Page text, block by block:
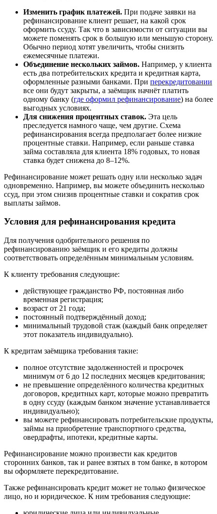
Изменить график платежей. При подаче заявки на
рефинансирование клиент решает, на какой срок
оформить ссуду. Так что в зависимости от ситуации вы
можете поменять срок в большую или меньшую сторону.
Обычно период хотят увеличить, чтобы снизить
ежемесячные платежи.
Объединение нескольких займов. Например, у клиента
есть два потребительских кредита и кредитная карта,
оформленные разными банками. При перекредитовании
все они будут закрыты, а заёмщик начнёт платить
одному банку (где оформил рефинансирование) на более
выгодных условиях.
Для снижения процентных ставок. Эта цель
преследуется намного чаще, чем другие. Схема
рефинансирования всегда предполагает более низкие
процентные ставки. Например, если раньше ставка
займа составляла для клиента 18% годовых, то новая
ставка будет снижена до 8–12%.
Рефинансирование может решать одну или несколько задач
одновременно. Например, вы можете объединить несколько
ссуд, при этом снизив процентные ставки и сократив срок
выплаты займов.
Условия для рефинансирования кредита
Для получения одобрительного решения по
рефинансированию заёмщик и его кредиты должны
соответствовать определённым минимальным условиям.
К клиенту требования следующие:
действующее гражданство РФ, постоянная либо
временная регистрация;
возраст от 21 года;
постоянный подтверждённый доход;
минимальный трудовой стаж (каждый банк определяет
этот показатель индивидуально).
К кредитам заёмщика требования такие:
полное отсутствие задолженностей и просрочек
минимум от 6 до 12 последних месяцев кредитования;
не превышение определённого количества кредитных
договоров, кредитных карт, которые можно превратить
в одну ссуду (каждым банком значение устанавливается
индивидуально);
вы можете рефинансировать потребительские продукты,
займы на приобретение транспортного средства,
овердрафты, ипотеки, кредитные карты.
Рефинансирование можно произвести как кредитов
сторонних банков, так и ранее взятых в том банке, в котором
вы оформляете перекредитование.
Также рефинансировать кредит может не только физическое
лицо, но и юридическое. К ним требования следующие: